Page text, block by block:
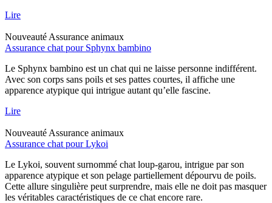
Lire
Nouveauté Assurance animaux
Assurance chat pour Sphynx bambino
Le Sphynx bambino est un chat qui ne laisse personne indifférent.
Avec son corps sans poils et ses pattes courtes, il affiche une
apparence atypique qui intrigue autant qu’elle fascine.
Lire
Nouveauté Assurance animaux
Assurance chat pour Lykoi
Le Lykoi, souvent surnommé chat loup-garou, intrigue par son
apparence atypique et son pelage partiellement dépourvu de poils.
Cette allure singulière peut surprendre, mais elle ne doit pas masquer
les véritables caractéristiques de ce chat encore rare.